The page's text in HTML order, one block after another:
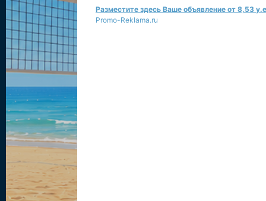
Разместите здесь Ваше объявление от 8,53
Promo-Reklama.ru